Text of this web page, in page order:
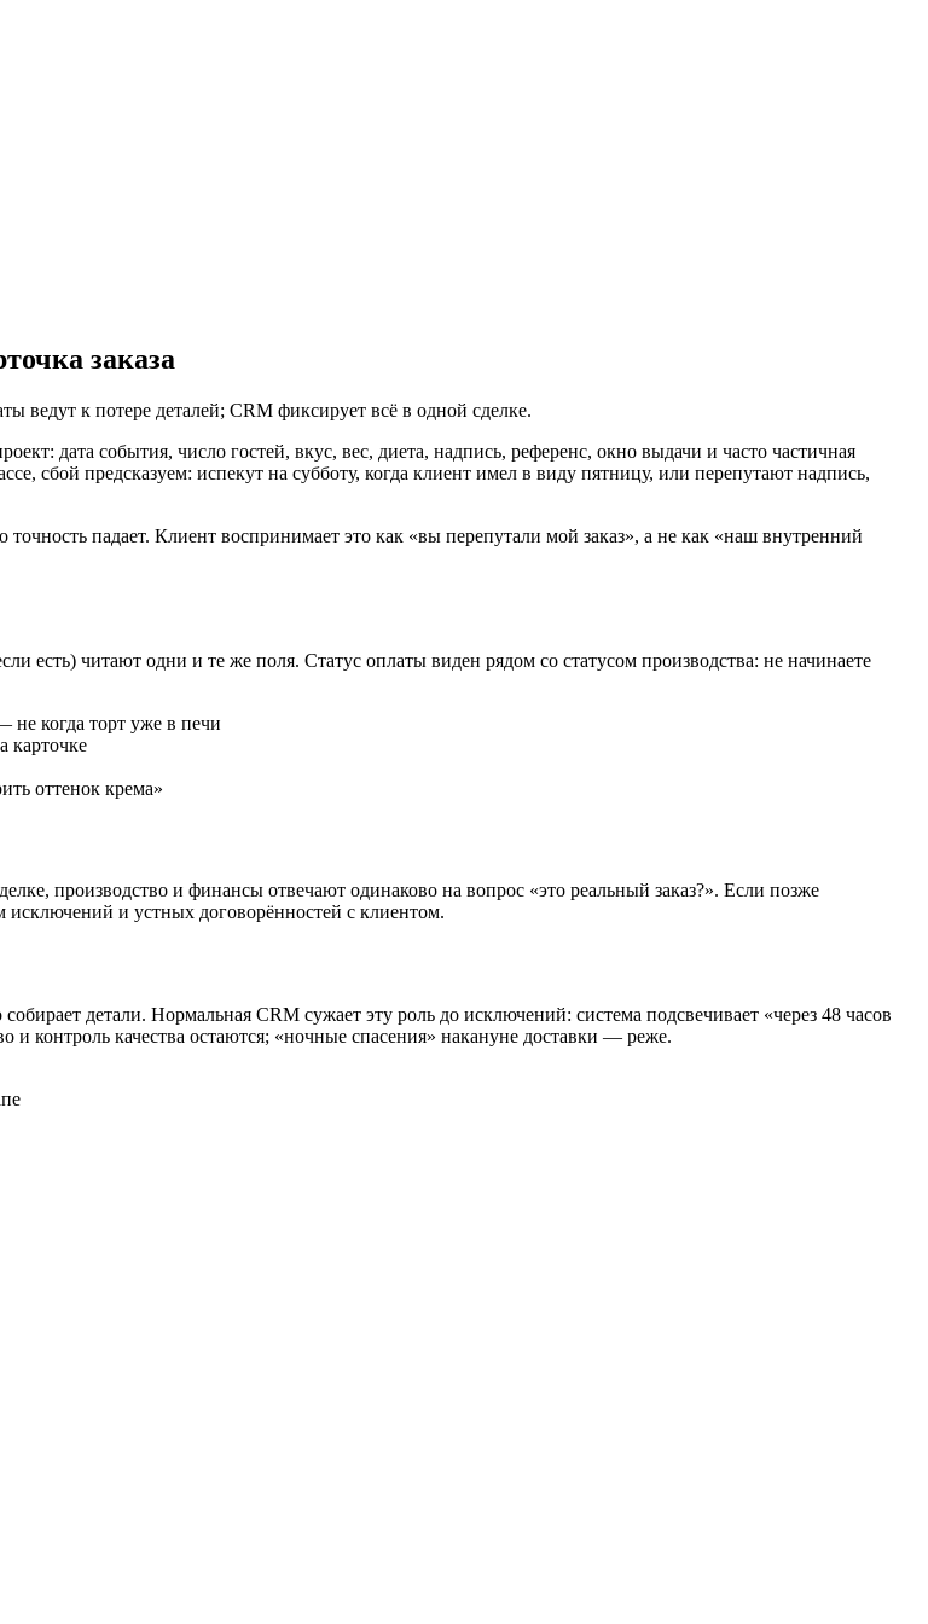
заказа
ведут к потере деталей; CRM фиксирует всё в одной сделке.
дата события, число гостей, вкус, вес, диета, надпись, референс, окно выдачи и часто частичная
сбой предсказуем: испекут на субботу, когда клиент имел в виду пятницу, или перепутают надпись,
падает. Клиент воспринимает это как «вы перепутали мой заказ», а не как «наш внутренний
есть) читают одни и те же поля. Статус оплаты виден рядом со статусом производства: не начинаете
не когда торт уже в печи
карточке
оттенок крема»
производство и финансы отвечают одинаково на вопрос «это реальный заказ?». Если позже
исключений и устных договорённостей с клиентом.
детали. Нормальная CRM сужает эту роль до исключений: система подсвечивает «через 48 часов
и контроль качества остаются; «ночные спасения» накануне доставки — реже.